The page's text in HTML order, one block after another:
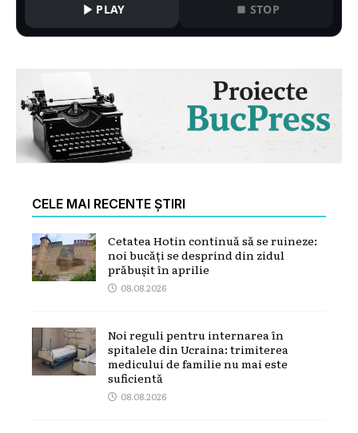
PLAY STOP
CELE MAI RECENTE ȘTIRI
Cetatea Hotin continuă să se ruineze:
noi bucăți se desprind din zidul
prăbușit în aprilie
08.08.2026
Noi reguli pentru internarea în
spitalele din Ucraina: trimiterea
medicului de familie nu mai este
suficientă
08.08.2026